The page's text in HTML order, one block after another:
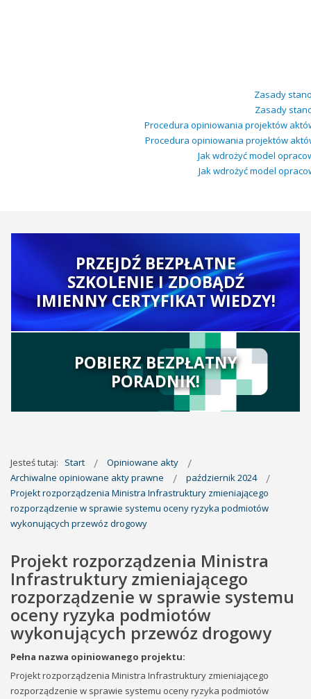
Zasady
Zasady
Procedura opiniowania projektów
Procedura opiniowania projektów
Jak wdrożyć model
Jak wdrożyć model
PRZEJDŹ BEZPŁATNE
SZKOLENIE I ZDOBĄDŹ
IMIENNY CERTYFIKAT WIEDZY!
POBIERZ BEZPŁATNY
PORADNIK!
Jesteś tutaj: Start
Opiniowane akty
Archiwalne opiniowane akty prawne
październik 2024
Projekt rozporządzenia Ministra Infrastruktury zmieniającego
rozporządzenie w sprawie systemu oceny ryzyka podmiotów
wykonujących przewóz drogowy
Projekt rozporządzenia Ministra
Infrastruktury zmieniającego
rozporządzenie w sprawie systemu
oceny ryzyka podmiotów
wykonujących przewóz drogowy
Pełna nazwa opiniowanego projektu:
Projekt rozporządzenia Ministra Infrastruktury zmieniającego
rozporządzenie w sprawie systemu oceny ryzyka podmiotów